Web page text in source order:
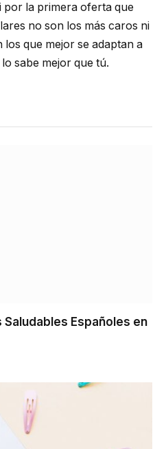
por la primera oferta que
no son los más caros ni
que mejor se adaptan a
sabe mejor que tú.
Españoles en